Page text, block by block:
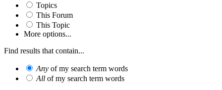
Topics
This Forum
This Topic
More options...
Find results that contain...
Any of my search term words
All of my search term words